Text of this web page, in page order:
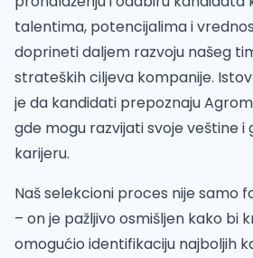
talentima, potencijalima i
doprineti daljem razvoju našeg
strateških ciljeva kompanije.
je da kandidati prepoznaju
gde mogu razvijati svoje veštine
karijeru.
Naš selekcioni proces nije samo
– on je pažljivo osmišljen kako bi
omogućio identifikaciju najboljih